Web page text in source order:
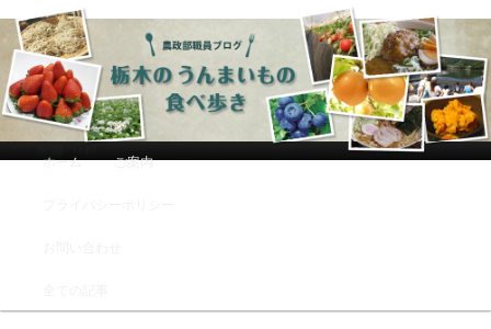
農政部職員ブログ「栃木のうんまい
もの食べ歩き」
メインコンテンツへ移動
サブコンテンツへ移動
ホーム ご案内